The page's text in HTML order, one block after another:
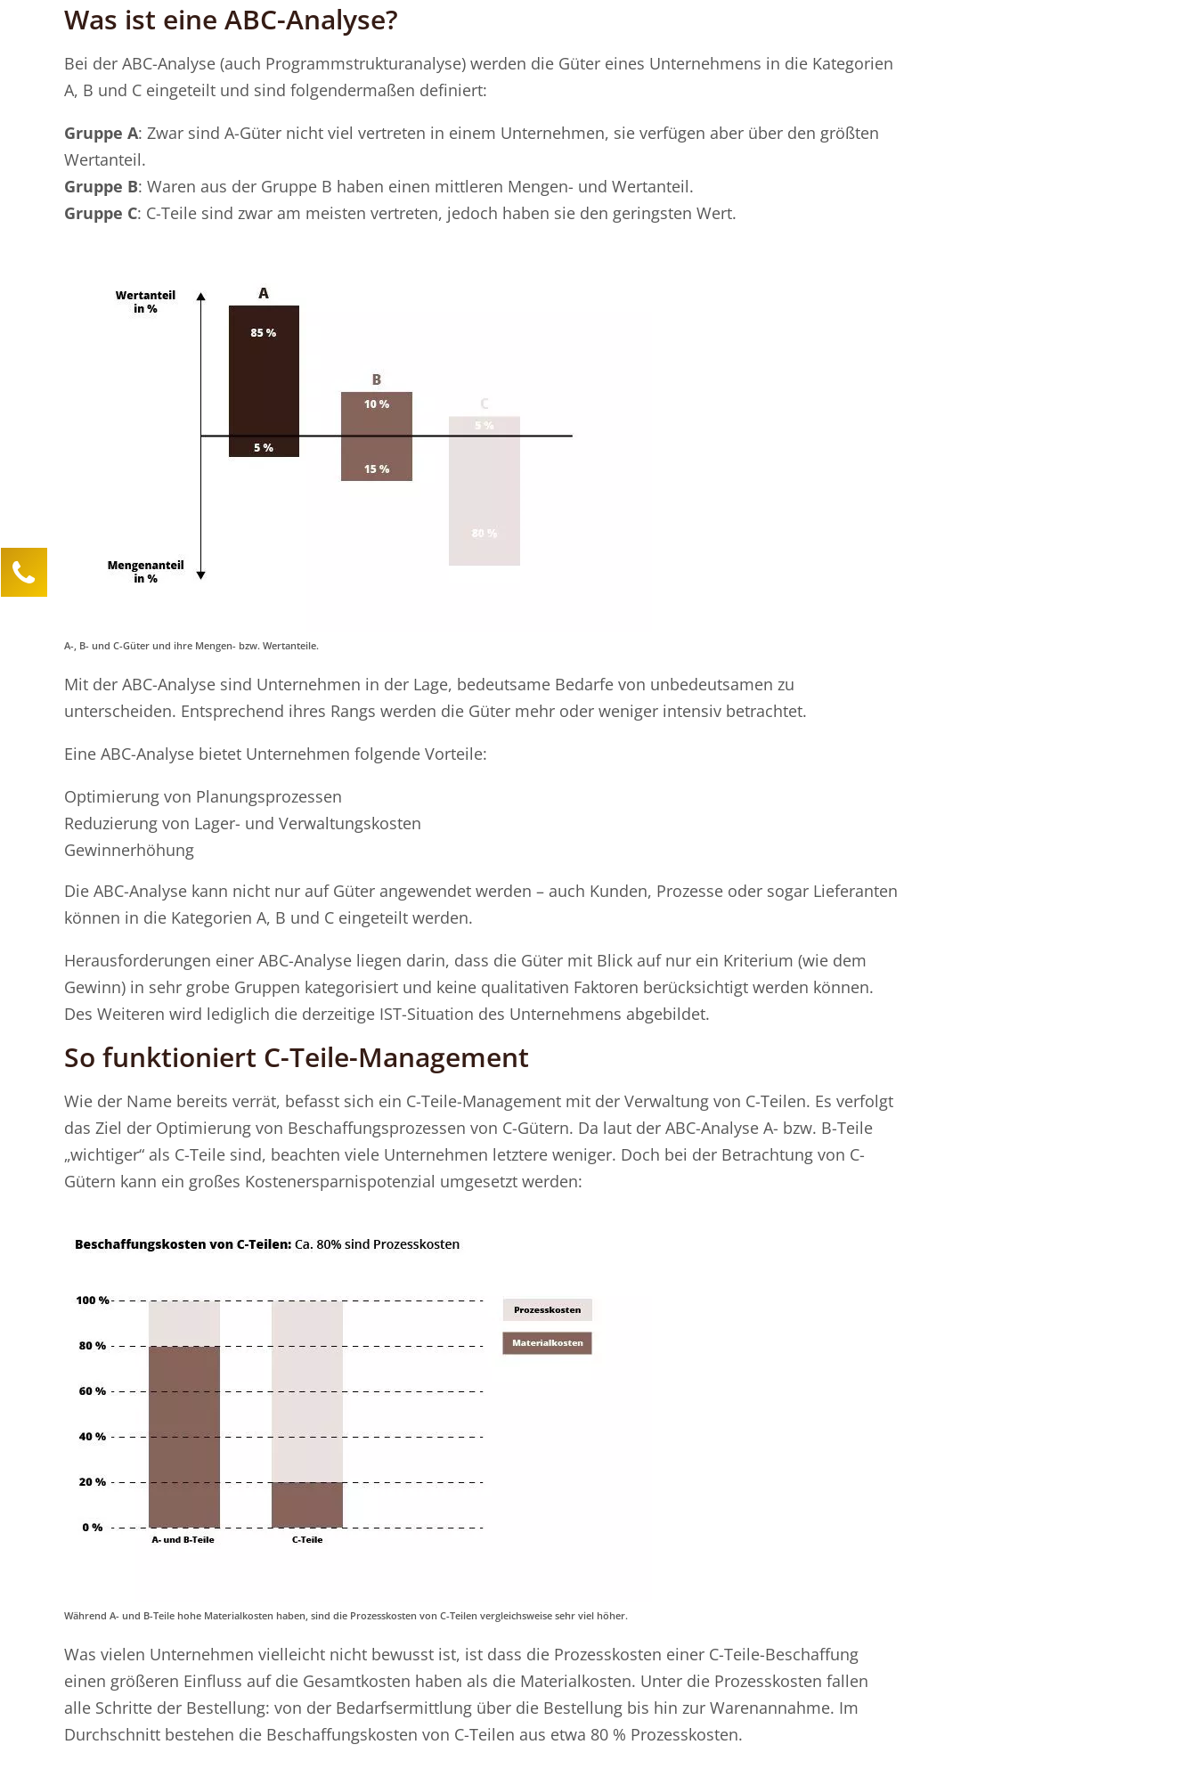
Was ist eine ABC-Analyse?
Bei der ABC-Analyse (auch Programmstrukturanalyse) werden die Güter eines Unternehmens in die Kategorien
A, B und C eingeteilt und sind folgendermaßen definiert:
Gruppe A: Zwar sind A-Güter nicht viel vertreten in einem Unternehmen, sie verfügen aber über den größten
Wertanteil.
Gruppe B: Waren aus der Gruppe B haben einen mittleren Mengen- und Wertanteil.
Gruppe C: C-Teile sind zwar am meisten vertreten, jedoch haben sie den geringsten Wert.
A-, B- und C-Güter und ihre Mengen- bzw. Wertanteile.
Mit der ABC-Analyse sind Unternehmen in der Lage, bedeutsame Bedarfe von unbedeutsamen zu
unterscheiden. Entsprechend ihres Rangs werden die Güter mehr oder weniger intensiv betrachtet.
Eine ABC-Analyse bietet Unternehmen folgende Vorteile:
Optimierung von Planungsprozessen
Reduzierung von Lager- und Verwaltungskosten
Gewinnerhöhung
Die ABC-Analyse kann nicht nur auf Güter angewendet werden – auch Kunden, Prozesse oder sogar Lieferanten
können in die Kategorien A, B und C eingeteilt werden.
Herausforderungen einer ABC-Analyse liegen darin, dass die Güter mit Blick auf nur ein Kriterium (wie dem
Gewinn) in sehr grobe Gruppen kategorisiert und keine qualitativen Faktoren berücksichtigt werden können.
Des Weiteren wird lediglich die derzeitige IST-Situation des Unternehmens abgebildet.
So funktioniert C-Teile-Management
Wie der Name bereits verrät, befasst sich ein C-Teile-Management mit der Verwaltung von C-Teilen. Es verfolgt
das Ziel der Optimierung von Beschaffungsprozessen von C-Gütern. Da laut der ABC-Analyse A- bzw. B-Teile
„wichtiger“ als C-Teile sind, beachten viele Unternehmen letztere weniger. Doch bei der Betrachtung von C-
Gütern kann ein großes Kostenersparnispotenzial umgesetzt werden:
Während A- und B-Teile hohe Materialkosten haben, sind die Prozesskosten von C-Teilen vergleichsweise sehr viel höher.
Was vielen Unternehmen vielleicht nicht bewusst ist, ist dass die Prozesskosten einer C-Teile-Beschaffung
einen größeren Einfluss auf die Gesamtkosten haben als die Materialkosten. Unter die Prozesskosten fallen
alle Schritte der Bestellung: von der Bedarfsermittlung über die Bestellung bis hin zur Warenannahme. Im
Durchschnitt bestehen die Beschaffungskosten von C-Teilen aus etwa 80 % Prozesskosten.
Kontaktieren Sie uns!
0211 946 285 72-40
lea.sittermann@mind-logistik.de
Ihre Anfrage